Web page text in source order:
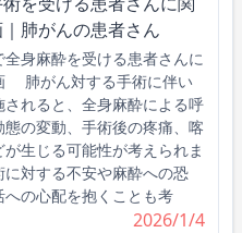
肺がんの患者さん
身麻酔を受ける患者さんに
肺がん対する手術に伴い
されると、全身麻酔による呼
の変動、手術後の疼痛、喀
生じる可能性が考えられま
に対する不安や麻酔への恐
への心配を抱くことも考
2026/1/4